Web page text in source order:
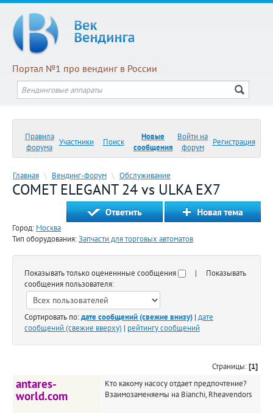
Портал №1 про вендинг в России
Правила
форума
Участники Поиск
Новые
сообщения
Войти на
форум
Регистрация
Главная \ Вендинг-форум \ Обслуживание
COMET ELEGANT 24 vs ULKA EX7
Город: Москва
Тип оборудования:Запчасти для торговых автоматов
Показывать только оцененнные сообщения
| Показывать
сообщения пользователя:
Сортировать по:дате сообщений (свежие внизу) | дате
сообщений (свежие вверху) | рейтингу сообщений
Страницы:[1]
antares-
world.com
Кто какому насосу отдает предпочтение?
Взаимозаменяемы на Bianchi, Rheavendors